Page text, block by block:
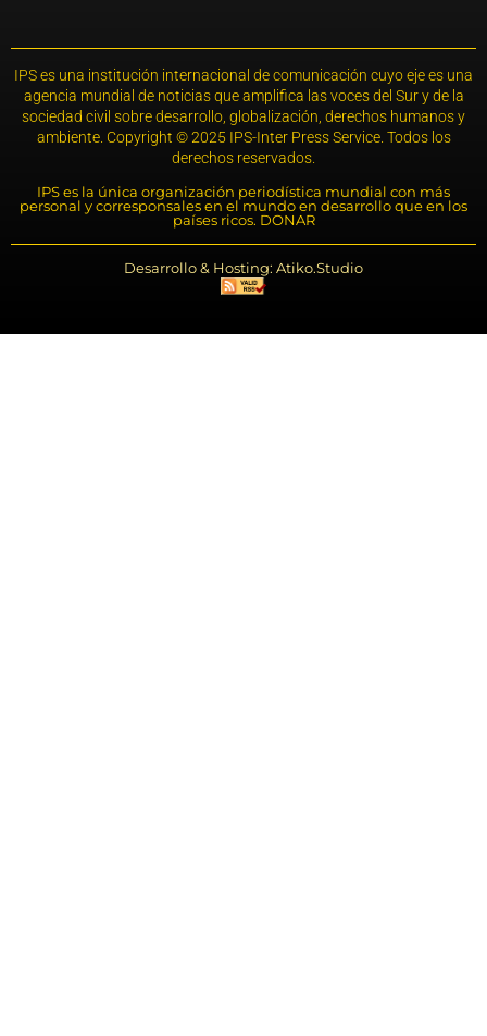
IPS es una institución internacional de comunicación cuyo eje es una
agencia mundial de noticias que amplifica las voces del Sur y de la
sociedad civil sobre desarrollo, globalización, derechos humanos y
ambiente. Copyright © 2025 IPS-Inter Press Service. Todos los
derechos reservados.
IPS es la única organización periodística mundial con más
personal y corresponsales en el mundo en desarrollo que en los
países ricos. DONAR
Desarrollo & Hosting: Atiko.Studio